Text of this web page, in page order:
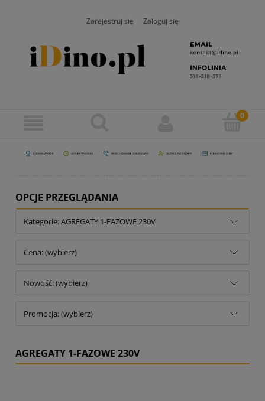
Zarejestruj się Zaloguj się
OPCJE PRZEGLĄDANIA
Kategorie: AGREGATY 1-FAZOWE 230V
Cena: (wybierz)
Nowość: (wybierz)
Promocja: (wybierz)
AGREGATY 1-FAZOWE 230V